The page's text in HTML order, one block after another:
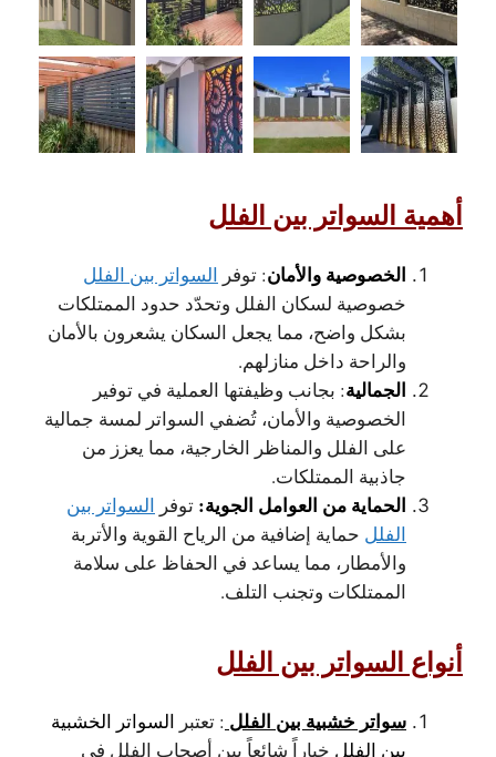
أهمية السواتر بين الفلل
الخصوصية والأمان: توفر السواتر بين الفلل
خصوصية لسكان الفلل وتحدّد حدود الممتلكات
بشكل واضح، مما يجعل السكان يشعرون بالأمان
والراحة داخل منازلهم.
الجمالية: بجانب وظيفتها العملية في توفير
الخصوصية والأمان، تُضفي السواتر لمسة جمالية
على الفلل والمناظر الخارجية، مما يعزز من
جاذبية الممتلكات.
الحماية من العوامل الجوية: توفر السواتر بين
الفلل حماية إضافية من الرياح القوية والأتربة
والأمطار، مما يساعد في الحفاظ على سلامة
الممتلكات وتجنب التلف.
أنواع السواتر بين الفلل
سواتر خشبية بين الفلل : تعتبر السواتر الخشبية
بين الفلل خياراً شائعاً بين أصحاب الفلل في